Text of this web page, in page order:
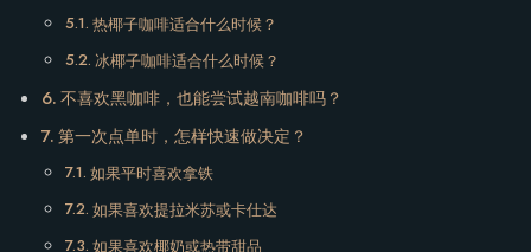
热椰子咖啡适合什么时候？
冰椰子咖啡适合什么时候？
不喜欢黑咖啡，也能尝试越南咖啡吗？
第一次点单时，怎样快速做决定？
如果平时喜欢拿铁
如果喜欢提拉米苏或卡仕达
如果喜欢椰奶或热带甜品